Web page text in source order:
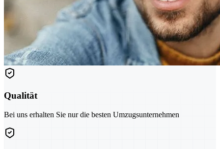
Qualität
Bei uns erhalten Sie nur die besten Umzugsunternehmen